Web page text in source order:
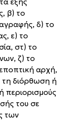
β) το
δ) το
ε) το
στ) το
ζ) το
αρχή,
τη διόρθωση ή
του σε
των